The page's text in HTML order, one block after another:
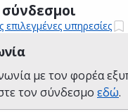
επιλεγμένες υπηρεσίες
με τον φορέα
τον σύνδεσμο εδώ.